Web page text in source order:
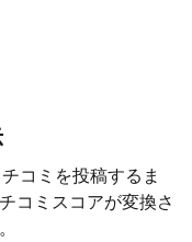
コミを投稿するま
コミスコアが変換さ